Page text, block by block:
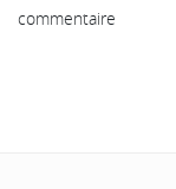
commentaire